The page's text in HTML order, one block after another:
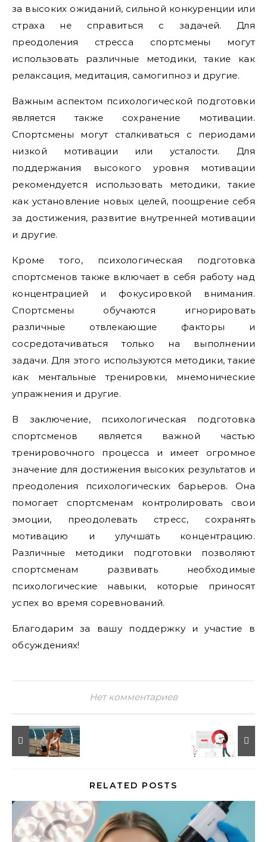
за высоких ожиданий, сильной конкуренции или
страха не справиться с задачей. Для
преодоления стресса спортсмены могут
использовать различные методики, такие как
релаксация, медитация, самогипноз и другие.
Важным аспектом психологической подготовки
является также сохранение мотивации.
Спортсмены могут сталкиваться с периодами
низкой мотивации или усталости. Для
поддержания высокого уровня мотивации
рекомендуется использовать методики, такие
как установление новых целей, поощрение себя
за достижения, развитие внутренней мотивации
и другие.
Кроме того, психологическая подготовка
спортсменов также включает в себя работу над
концентрацией и фокусировкой внимания.
Спортсмены обучаются игнорировать
различные отвлекающие факторы и
сосредотачиваться только на выполнении
задачи. Для этого используются методики, такие
как ментальные тренировки, мнемонические
упражнения и другие.
В заключение, психологическая подготовка
спортсменов является важной частью
тренировочного процесса и имеет огромное
значение для достижения высоких результатов и
преодоления психологических барьеров. Она
помогает спортсменам контролировать свои
эмоции, преодолевать стресс, сохранять
мотивацию и улучшать концентрацию.
Различные методики подготовки позволяют
спортсменам развивать необходимые
психологические навыки, которые приносят
успех во время соревнований.
Благодарим за вашу поддержку и участие в
обсуждениях!
Нет комментариев
RELATED POSTS